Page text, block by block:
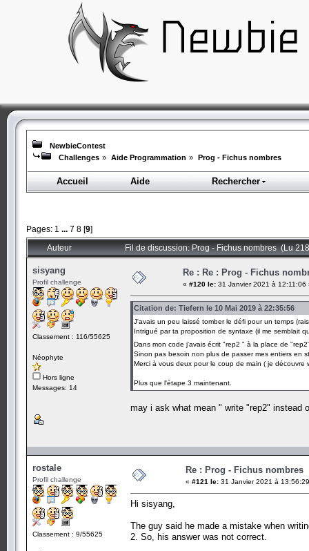
NewbieContest
Challenges » Aide Programmation » Prog - Fichus nombres
Accueil Aide Rechercher
Pages: 1 ... 7 8 [9]
Auteur Fil de discussion: Prog - Fichus nombres (Lu
sisyang
Profil challenge
Classement : 116/55625
Néophyte
Hors ligne
Messages: 14
Re : Re : Prog - Fichus
« #120 le: 31 Janvier 2021 à 12:11:06
Citation de: Tiefern le 10 Mai 2019 à 22:35:56
J'avais un peu laissé tomber le défi pour un temps
Intrigué par ta proposition de syntaxe (il me semblait
Dans mon code j'avais écrit "rep2 " à la place de
Sinon pas besoin non plus de passer mes entiers en
Merci à vous deux pour le coup de main ( je
Plus que l'étape 3 maintenant.
may i ask what mean " write "rep2" instead
rostale
Profil challenge
Classement : 9/55625
Re : Prog - Fichus nombres
« #121 le: 31 Janvier 2021 à
Hi sisyang,
The guy said he made a mistake when
2. So, his answer was not correct.